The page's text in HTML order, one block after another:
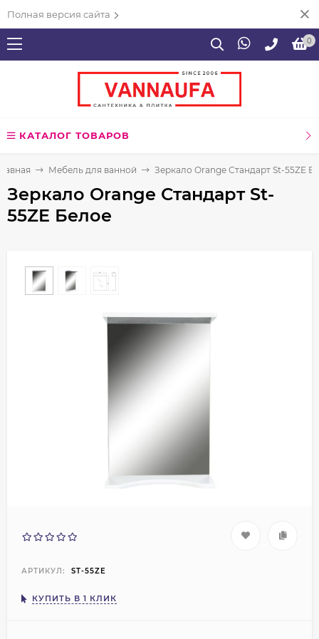
Полная версия сайта
0
КАТАЛОГ ТОВАРОВ
Мебель для ванной Зеркало Orange Стандарт St-55ZE
Зеркало Orange Стандарт St-
55ZE Белое
АРТИКУЛ: ST-55ZE
КУПИТЬ В 1 КЛИК